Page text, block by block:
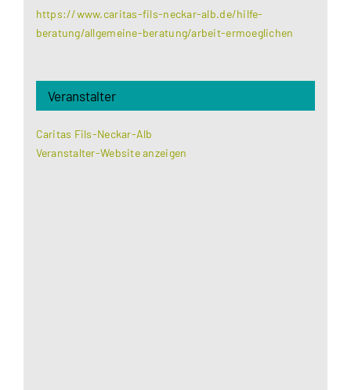
https://www.caritas-fils-neckar-alb.de/hilfe-
beratung/allgemeine-beratung/arbeit-ermoeglichen
Veranstalter
Caritas Fils-Neckar-Alb
Veranstalter-Website anzeigen